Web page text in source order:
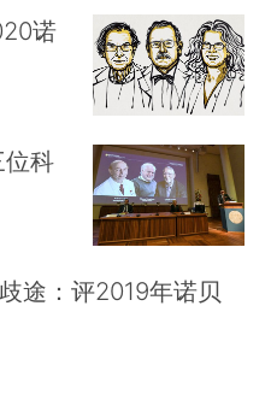
诺
位科
途：评2019年诺贝